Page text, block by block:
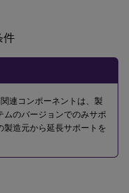
件
連コンポーネントは、製
のバージョンでのみサポ
製造元から延長サポートを